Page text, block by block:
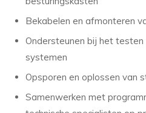
Bekabelen en afmonteren
Ondersteunen bij het
systemen
Opsporen en oplossen van
Samenwerken met